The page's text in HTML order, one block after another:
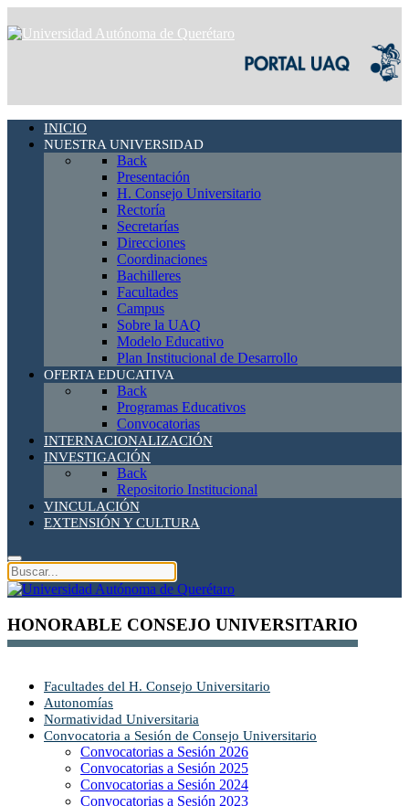
INICIO
NUESTRA UNIVERSIDAD
Back
Presentación
H. Consejo Universitario
Rectoría
Secretarías
Direcciones
Coordinaciones
Bachilleres
Facultades
Campus
Sobre la UAQ
Modelo Educativo
Plan Institucional de Desarrollo
OFERTA EDUCATIVA
Back
Programas Educativos
Convocatorias
INTERNACIONALIZACIÓN
INVESTIGACIÓN
Back
Repositorio Institucional
VINCULACIÓN
EXTENSIÓN Y CULTURA
HONORABLE CONSEJO UNIVERSITARIO
Facultades del H. Consejo Universitario
Autonomías
Normatividad Universitaria
Convocatoria a Sesión de Consejo Universitario
Convocatorias a Sesión 2026
Convocatorias a Sesión 2025
Convocatorias a Sesión 2024
Convocatorias a Sesión 2023